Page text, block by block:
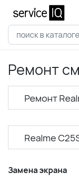
Ремонт
Ремонт
Ремонт
Ремонт
Realme
Замена экрана